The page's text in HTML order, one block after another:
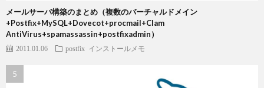
メールサーバ構築のまとめ（複数のバーチャルドメイン
+Postfix+MySQL+Dovecot+procmail+Clam
AntiVirus+spamassassin+postfixadmin）
2011.01.06 postfix インストールメモ